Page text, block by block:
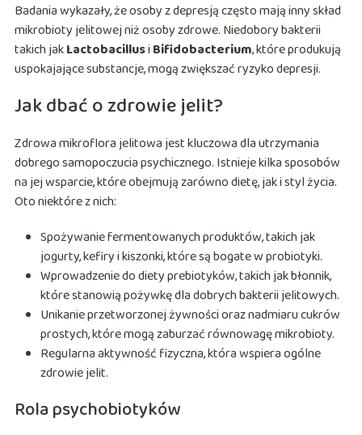
Badania wykazały, że osoby z depresją często mają inny skład
mikrobioty jelitowej niż osoby zdrowe. Niedobory bakterii
takich jakLactobacillusi Bifidobacterium, które produkują
uspokajające substancje, mogą zwiększać ryzyko depresji.
Jak dbać o zdrowie jelit?
Zdrowa mikroflora jelitowa jest kluczowa dla utrzymania
dobrego samopoczucia psychicznego. Istnieje kilka sposobów
na jej wsparcie, które obejmują zarówno dietę, jak i styl życia.
Oto niektóre z nich:
Spożywanie fermentowanych produktów, takich jak
jogurty, kefiry i kiszonki, które są bogate w probiotyki.
Wprowadzenie do diety prebiotyków, takich jak błonnik,
które stanowią pożywkę dla dobrych bakterii jelitowych.
Unikanie przetworzonej żywności oraz nadmiaru cukrów
prostych, które mogą zaburzać równowagę mikrobioty.
Regularna aktywność fizyczna, która wspiera ogólne
zdrowie jelit.
Rola psychobiotyków